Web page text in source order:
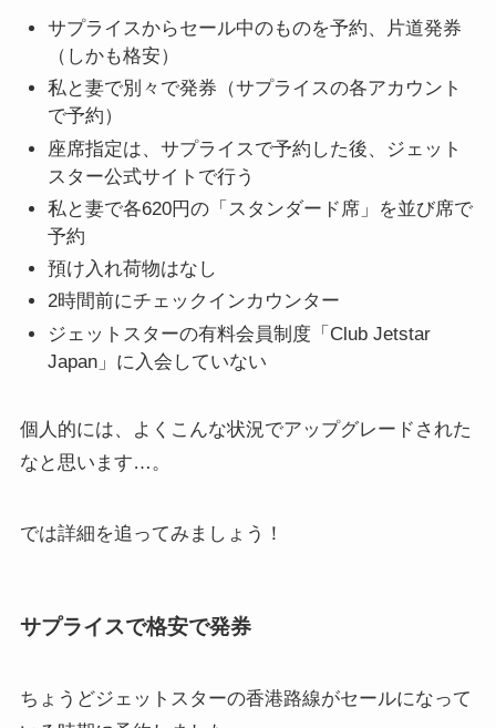
サプライスからセール中のものを予約、片道発券
（しかも格安）
私と妻で別々で発券（サプライスの各アカウント
で予約）
座席指定は、サプライスで予約した後、ジェット
スター公式サイトで行う
私と妻で各620円の「スタンダード席」を並び席で
予約
預け入れ荷物はなし
2時間前にチェックインカウンター
ジェットスターの有料会員制度「Club Jetstar
Japan」に入会していない
個人的には、よくこんな状況でアップグレードされた
なと思います…。
では詳細を追ってみましょう！
サプライスで格安で発券
ちょうどジェットスターの香港路線がセールになって